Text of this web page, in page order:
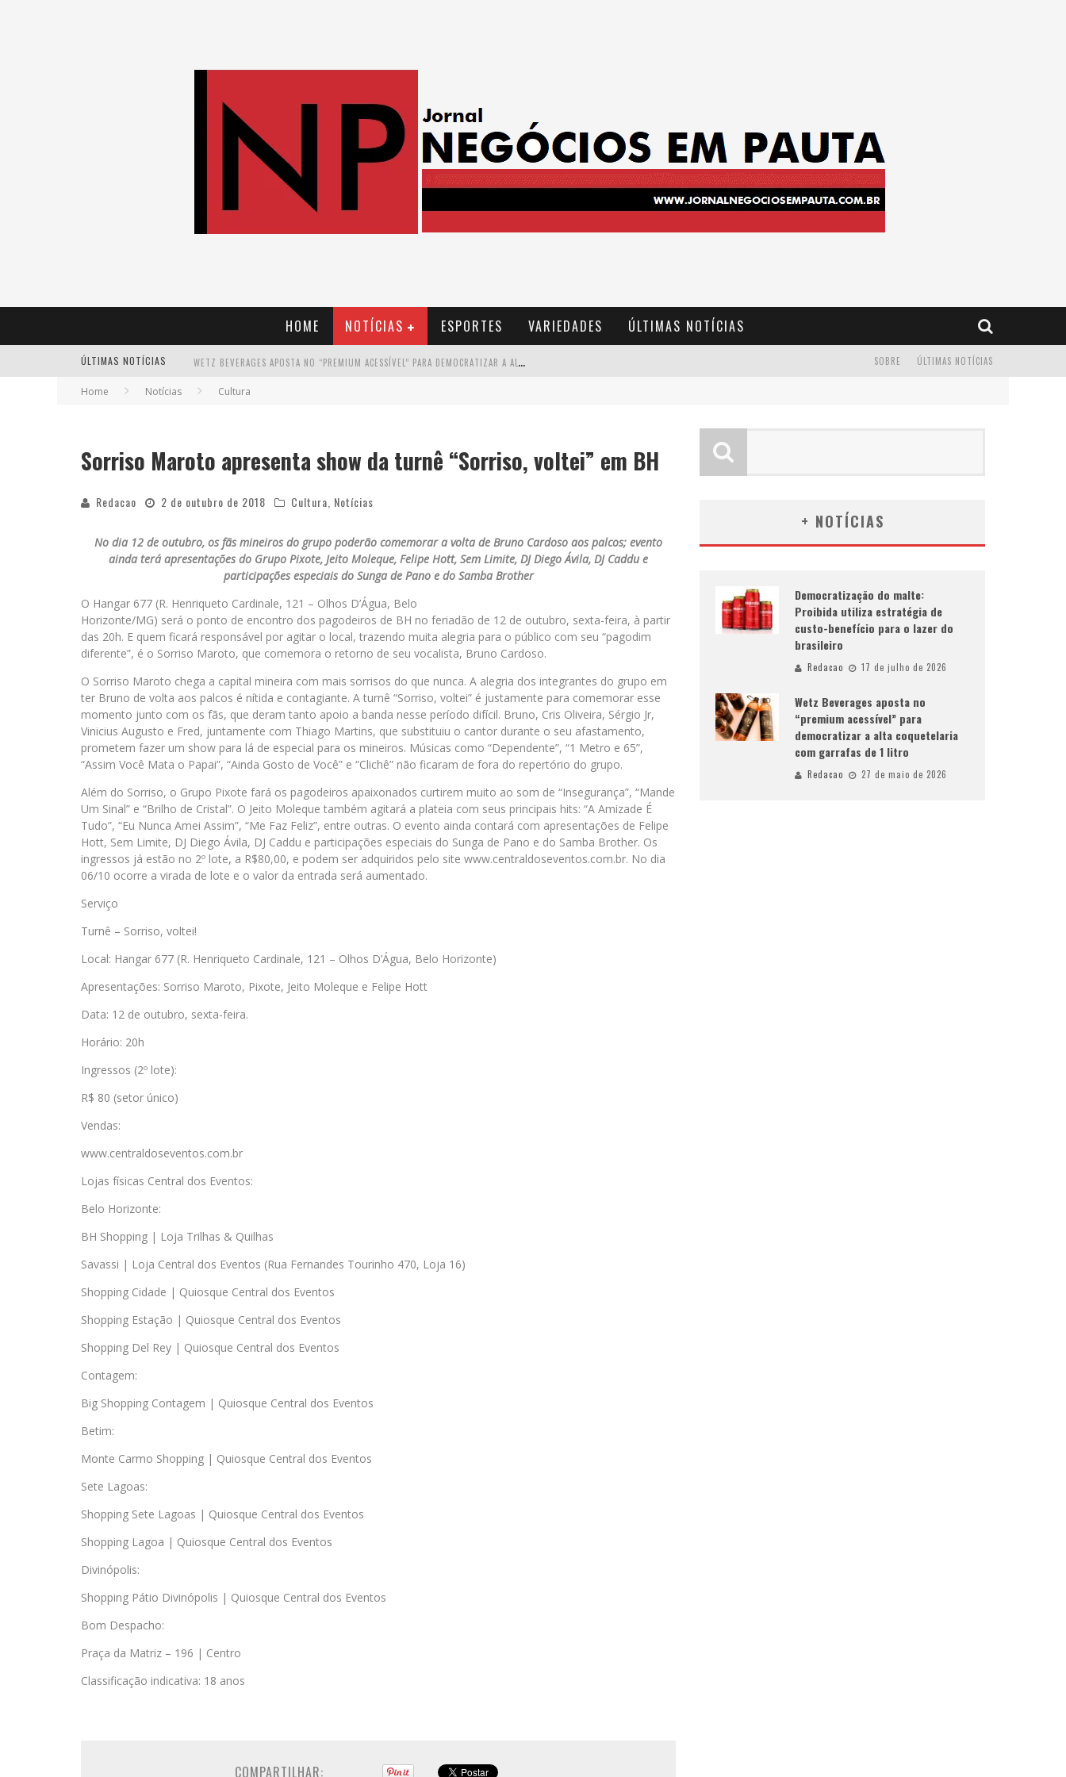
HOME NOTÍCIAS ESPORTES VARIEDADES ÚLTIMAS NOTÍCIAS
ÚLTIMAS NOTÍCIAS W
ETZ BEVERAGES APOSTA NO “PREMIUM ACESSÍVEL” PARA DEMOCRATIZAR A ALTA COQUETELARIA COM GARRAFAS DE 1 LITRO
D
EMOCRATIZAÇÃO DO MALTE: PROIBIDA UTILIZA ESTRATÉGIA DE CUSTO-BENEFÍCIO PARA O LAZER DO BRASILEIRO
ÚLTIMAS NOTÍCIAS
SOBRE
Home Notícias Cultura
Sorriso Maroto apresenta show da turnê “Sorriso, voltei” em BH
Redacao 2 de outubro de 2018 Cultura Notícias
No dia 12 de outubro, os fãs mineiros do grupo poderão comemorar a volta de Bruno Cardoso aos palcos; evento
ainda terá apresentações do Grupo Pixote, Jeito Moleque, Felipe Hott, Sem Limite, DJ Diego Ávila, DJ Caddu e
participações especiais do Sunga de Pano e do Samba Brother
O Hangar 677 (R. Henriqueto Cardinale, 121 – Olhos D’Água, Belo
Horizonte/MG) será o ponto de encontro dos pagodeiros de BH no feriadão de 12 de outubro, sexta-feira, à partir
das 20h. E quem ficará responsável por agitar o local, trazendo muita alegria para o público com seu “pagodim
diferente”, é o Sorriso Maroto, que comemora o retorno de seu vocalista, Bruno Cardoso.
O Sorriso Maroto chega a capital mineira com mais sorrisos do que nunca. A alegria dos integrantes do grupo em
ter Bruno de volta aos palcos é nítida e contagiante. A turnê “Sorriso, voltei” é justamente para comemorar esse
momento junto com os fãs, que deram tanto apoio a banda nesse período difícil. Bruno, Cris Oliveira, Sérgio Jr,
Vinicius Augusto e Fred, juntamente com Thiago Martins, que substituiu o cantor durante o seu afastamento,
prometem fazer um show para lá de especial para os mineiros. Músicas como “Dependente”, “1 Metro e 65”,
“Assim Você Mata o Papai”, “Ainda Gosto de Você” e “Clichê” não ficaram de fora do repertório do grupo.
Além do Sorriso, o Grupo Pixote fará os pagodeiros apaixonados curtirem muito ao som de “Insegurança”, “Mande
Um Sinal” e “Brilho de Cristal”. O Jeito Moleque também agitará a plateia com seus principais hits: “A Amizade É
Tudo”, “Eu Nunca Amei Assim”, “Me Faz Feliz”, entre outras. O evento ainda contará com apresentações de Felipe
Hott, Sem Limite, DJ Diego Ávila, DJ Caddu e participações especiais do Sunga de Pano e do Samba Brother. Os
ingressos já estão no 2º lote, a R$80,00, e podem ser adquiridos pelo site www.centraldoseventos.com.br. No dia
06/10 ocorre a virada de lote e o valor da entrada será aumentado.
Serviço
Turnê – Sorriso, voltei!
Local: Hangar 677 (R. Henriqueto Cardinale, 121 – Olhos D’Água, Belo Horizonte)
Apresentações: Sorriso Maroto, Pixote, Jeito Moleque e Felipe Hott
Data: 12 de outubro, sexta-feira.
Horário: 20h
Ingressos (2º lote):
R$ 80 (setor único)
Vendas:
www.centraldoseventos.com.br
Lojas físicas Central dos Eventos:
Belo Horizonte:
BH Shopping | Loja Trilhas & Quilhas
Savassi | Loja Central dos Eventos (Rua Fernandes Tourinho 470, Loja 16)
Shopping Cidade | Quiosque Central dos Eventos
Shopping Estação | Quiosque Central dos Eventos
Shopping Del Rey | Quiosque Central dos Eventos
Contagem:
Big Shopping Contagem | Quiosque Central dos Eventos
Betim:
Monte Carmo Shopping | Quiosque Central dos Eventos
Sete Lagoas:
Shopping Sete Lagoas | Quiosque Central dos Eventos
Shopping Lagoa | Quiosque Central dos Eventos
Divinópolis:
Shopping Pátio Divinópolis | Quiosque Central dos Eventos
Bom Despacho:
Praça da Matriz – 196 | Centro
Classificação indicativa: 18 anos
COMPARTILHAR:
+ NOTÍCIAS
Democratização do malte:
Proibida utiliza estratégia de
custo-benefício para o lazer do
brasileiro
Redacao 17 de julho de 2026
Wetz Beverages aposta no
“premium acessível” para
democratizar a alta coquetelaria
com garrafas de 1 litro
Redacao 27 de maio de 2026